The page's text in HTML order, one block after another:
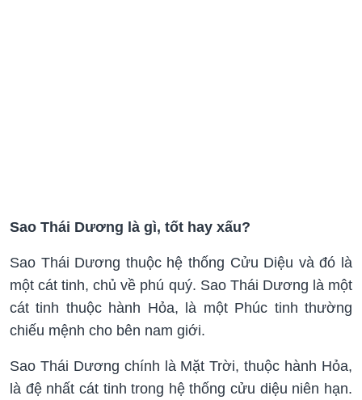
Sao Thái Dương là gì, tốt hay xấu?
Sao Thái Dương thuộc hệ thống Cửu Diệu và đó là
một cát tinh, chủ về phú quý. Sao Thái Dương là một
cát tinh thuộc hành Hỏa, là một Phúc tinh thường
chiếu mệnh cho bên nam giới.
Sao Thái Dương chính là Mặt Trời, thuộc hành Hỏa,
là đệ nhất cát tinh trong hệ thống cửu diệu niên hạn.